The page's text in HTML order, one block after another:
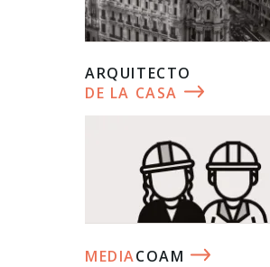
ARQUITECTO
DE LA CASA
MEDIACOAM